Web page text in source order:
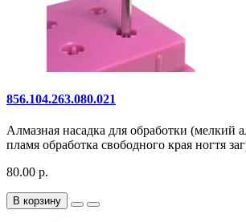
856.104.263.080.021
Алмазная насадка для обработки (мелкий
пламя обработка свободного края ногтя
80.00 р.
В корзину